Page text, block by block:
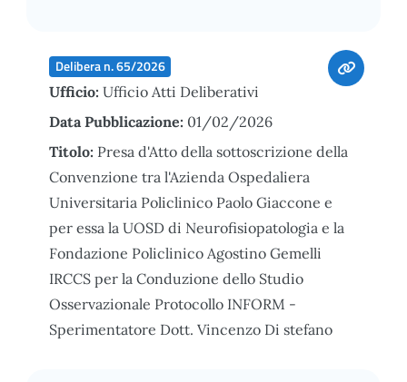
Delibera n. 65/2026
Ufficio: Ufficio Atti Deliberativi
Data Pubblicazione: 01/02/2026
Titolo: Presa d'Atto della sottoscrizione della
Convenzione tra l'Azienda Ospedaliera
Universitaria Policlinico Paolo Giaccone e
per essa la UOSD di Neurofisiopatologia e la
Fondazione Policlinico Agostino Gemelli
IRCCS per la Conduzione dello Studio
Osservazionale Protocollo INFORM -
Sperimentatore Dott. Vincenzo Di stefano